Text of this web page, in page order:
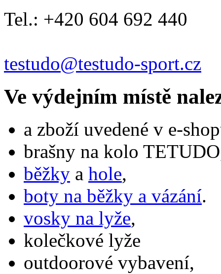
Tel.: +420 604 692 440
testudo@testudo-sport.cz
Ve výdejním místě
a zboží uvedené v e-
brašny na kolo
běžky a hole,
boty na běžky a vázání.
vosky na lyže,
kolečkové lyže
outdoorové vybavení,